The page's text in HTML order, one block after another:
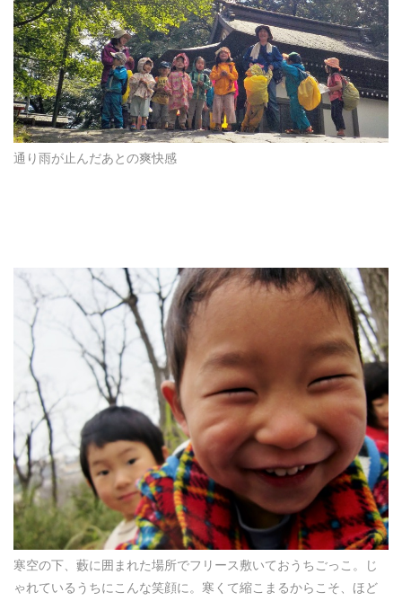
通り雨が止んだあとの爽快感
寒空の下、藪に囲まれた場所でフリース敷いておうちごっこ。じ
ゃれているうちにこんな笑顔に。寒くて縮こまるからこそ、ほど